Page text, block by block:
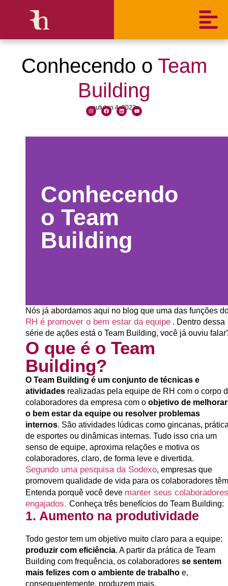
Conhecendo o Team
Building
outubro 4, 2023
Conhecendo
o Team
Building
Nós já abordamos aqui no blog que uma das funções
RH é promover o bem estar da equipe . Dentro dessa
série de ações está o Team Building, você já ouviu
O que é o Team
Building?
O Team Building é um conjunto de técnicas e
atividades realizadas pela equipe de RH com o corpo
colaboradores da empresa com o objetivo de melhorar
o bem estar da equipe ou resolver problemas
internos. São atividades lúdicas como gincanas,
de esportes ou dinâmicas internas. Tudo isso cria um
senso de equipe, aproxima relações e motiva os
colaboradores, claro, de forma leve e divertida.
Segundo uma pesquisa da Sodexo, empresas que
promovem qualidade de vida para os colaboradores
Entenda porquê você deve manter seus colaboradores
engajados. Conheça três benefícios do Team Building:
1. Aumento na produtividade
Todo gestor tem um objetivo muito claro para a equipe:
produzir com eficiência. A partir da prática de Team
Building com frequência, os colaboradores se sentem
mais felizes com o ambiente de trabalho e,
consequentemente, produzem mais.